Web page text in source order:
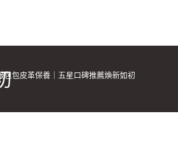
包皮革保養｜五星口碑推薦煥新如初